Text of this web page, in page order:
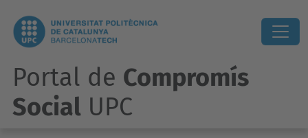
Portal de Compromís
Social UPC